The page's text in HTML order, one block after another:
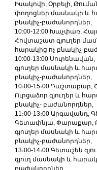
Իսակովի, Օրբելի,
փողոցներ մասնակի և
բնակիչ-բաժանորդներ,
10:00-12:00 Խաչփառ,
Հովտաշատ գյուղեր
հարակից ոչ բնակիչ-
10:00-13:00 Սուրենավան,
գյուղեր մասնակի և
բնակիչ-բաժանորդներ,
10։00-15։00
Ուրցաձոր գյուղեր և
բնակիչ- բաժանորդներ,
11։00-13։00 Արգավանդ,
Գետափնյա, Փարաքար,
գյուղեր մասնակի և
բնակիչ-բաժանորդներ,
13։00-14։00 Գետաշեն
գյուղ մասնակի և